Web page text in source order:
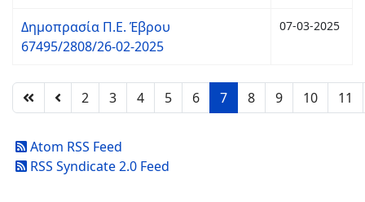
Δημοπρασία Π.Ε. Έβρου
67495/2808/26-02-2025
07-03-2025
2 3 4 5 6 7 8 9 10 11
Atom RSS Feed
RSS Syndicate 2.0 Feed